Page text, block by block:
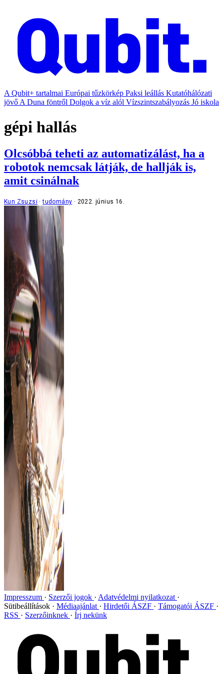
A Qubit+ tartalmai Európai tűzkörkép Paksi leállás Kutatóhálózati
jövő A Duna föntről Dolgok a víz alól Vízszintszabályozás Jó iskola
gépi hallás
Olcsóbbá teheti az automatizálást, ha a
robotok nemcsak látják, de hallják is,
amit csinálnak
Kun Zsuzsi tudomány 2022. június 16.
Impresszum Szerzői jogok
Adatvédelmi nyilatkozat
Sütibeállítások
Médiaajánlat Hirdetői ÁSZF
Támogatói ÁSZF
RSS
Szerzőinknek Írj nekünk